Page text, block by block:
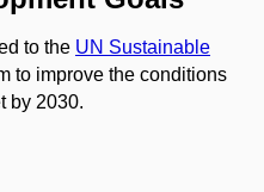
to the UN Sustainable
to improve the conditions
by 2030.